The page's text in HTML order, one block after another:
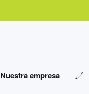
Nuestra empresa